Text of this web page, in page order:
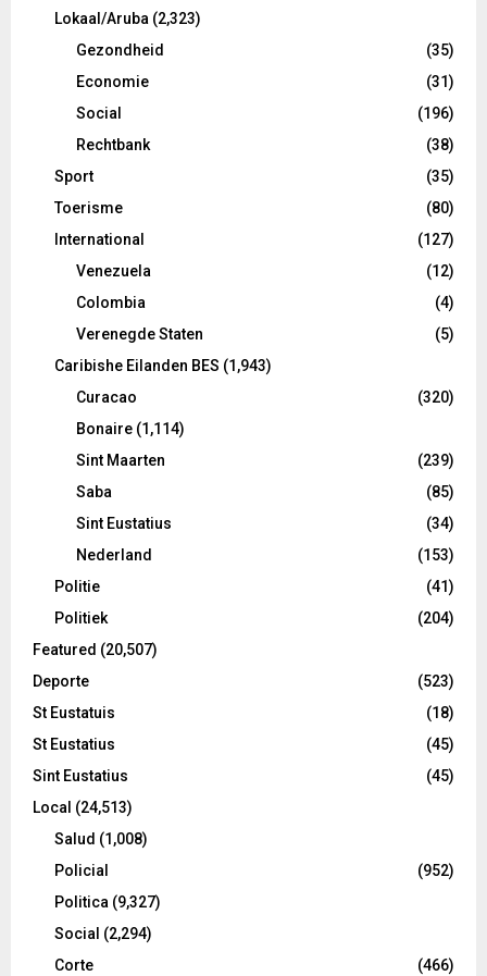
Lokaal/Aruba (2,323)
Gezondheid
(35)
Economie
(31)
Social
(196)
Rechtbank
(38)
Sport
(35)
Toerisme
(80)
International
(127)
Venezuela
(12)
Colombia
(4)
Verenegde Staten
(5)
Caribishe Eilanden BES (1,943)
Curacao
(320)
Bonaire (1,114)
Sint Maarten
(239)
Saba
(85)
Sint Eustatius
(34)
Nederland
(153)
Politie
(41)
Politiek
(204)
Featured (20,507)
Deporte
(523)
St Eustatuis
(18)
St Eustatius
(45)
Sint Eustatius
(45)
Local (24,513)
Salud (1,008)
Policial
(952)
Politica (9,327)
Social (2,294)
Corte
(466)